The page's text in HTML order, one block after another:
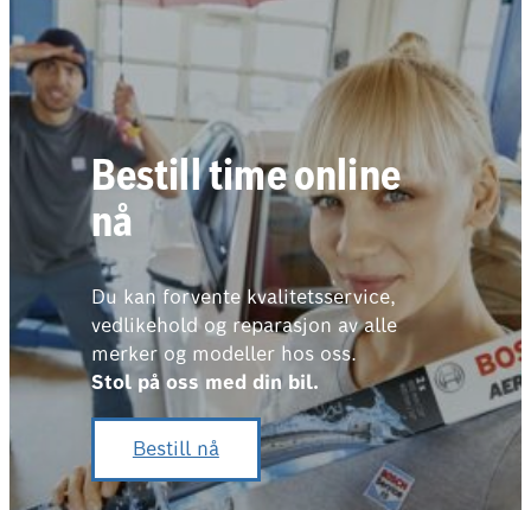
Bestill time online
nå
Du kan forvente kvalitetsservice,
vedlikehold og reparasjon av alle
merker og modeller hos oss.
Stol på oss med din bil.
Bestill nå